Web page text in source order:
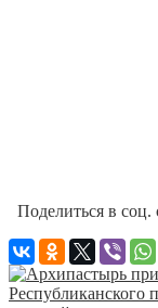
Поделиться в соц.